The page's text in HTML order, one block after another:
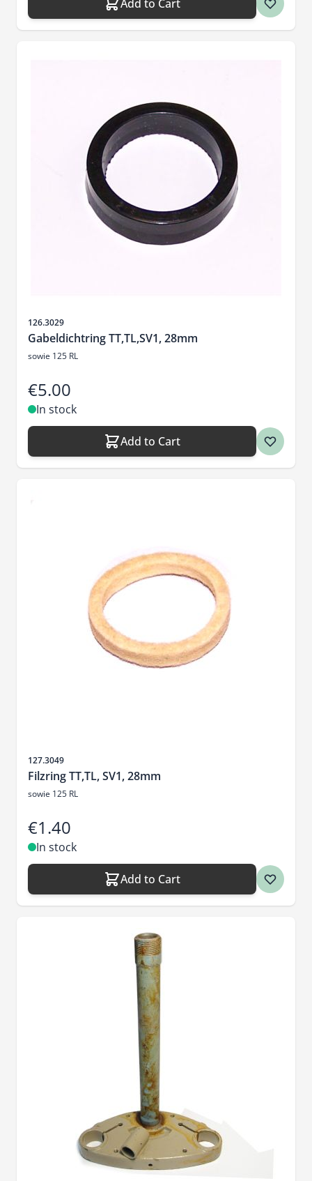
Add to Cart
Sku
126.3029
Gabeldichtring TT,TL,SV1, 28mm
sowie 125 RL
€5.00
In stock
Add to Cart
Sku
127.3049
Filzring TT,TL, SV1, 28mm
sowie 125 RL
€1.40
In stock
Add to Cart